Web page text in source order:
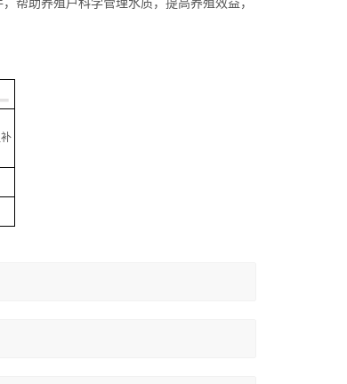
帮助养殖户科学管理水质，提高养殖效益，